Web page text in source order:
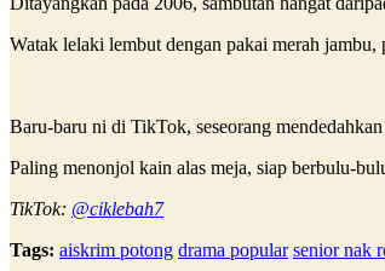
Watak lelaki lembut dengan pakai merah
Baru-baru ni di TikTok, seseorang
Paling menonjol kain alas meja, siap berbulu-
TikTok: @ciklebah7
Tags: aiskrim potong drama popular senior nak